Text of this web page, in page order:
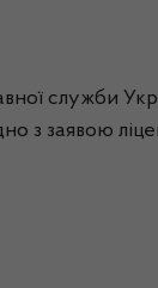
служби
з заявою